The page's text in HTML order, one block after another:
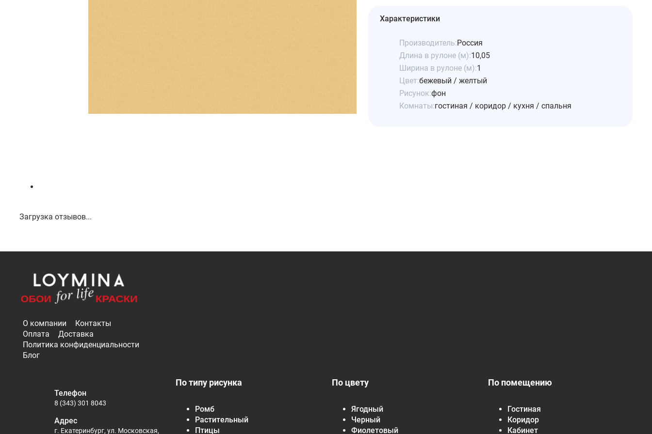
Характеристики
Производитель:Россия
Длина в рулоне (м):10,05
Ширина в рулоне (м):1
Цвет:бежевый / желтый
Рисунок:фон
Комнаты:гостиная / коридор / кухня / спальня
Загрузка отзывов...
О компании
Контакты
Оплата
Доставка
Политика конфиденциальности
Блог
По типу рисунка
Ромб
Растительный
Птицы
По цвету
Ягодный
Черный
Фиолетовый
По помещению
Гостиная
Коридор
Кабинет
Телефон
8 (343) 301 8043
Адрес
г. Екатеринбург, ул. Московская,